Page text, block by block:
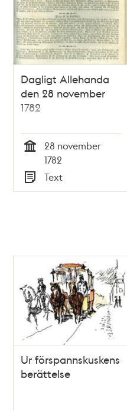
Dagligt Allehanda
den 28 november
1782
28 november
1782
Typ
Text
Ur förspannskuskens
berättelse